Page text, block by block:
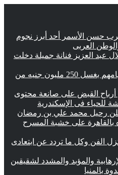
المطرب حسن الأسمر أحد أبرز نجوم
العربى
عبد العزيز فنانة جميلة دخلت
سقوط 6 عناصر جنائية لقيامهم بغسل 250 مليون جنيه من
أرباح القبض على صانعة محتوى
للحياء فى الإسكندرية
رحيل محمد علي بن رمضان
بالقاهرة على خشبة المسرح
الفن وكل ما تردد عن ابتعادى
والمؤبد والمشدد لشقيقين
بالمنيا